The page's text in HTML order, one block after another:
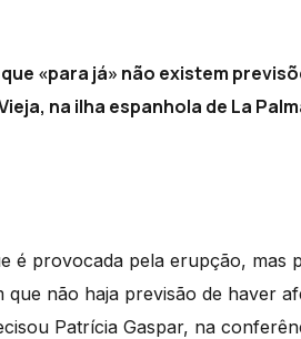
«para já» não existem
na ilha espanhola de La
é provocada pela erupção, mas
não haja previsão de haver
Patrícia Gaspar, na